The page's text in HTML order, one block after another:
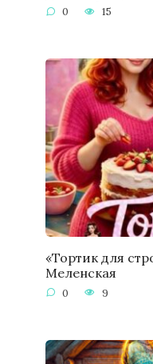
0 15
«Тортик для
Меленская
0 9